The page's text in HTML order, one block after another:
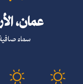
عمان،
سماء